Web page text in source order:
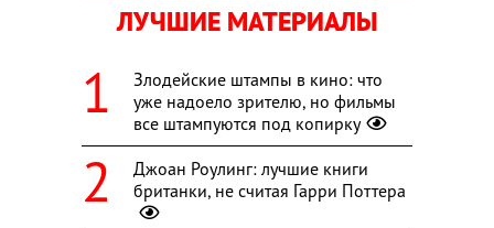
ЛУЧШИЕ МАТЕРИАЛЫ
Злодейские штампы в кино: что
уже надоело зрителю, но фильмы
все штампуются под копирку
Джоан Роулинг: лучшие книги
британки, не считая Гарри Поттера